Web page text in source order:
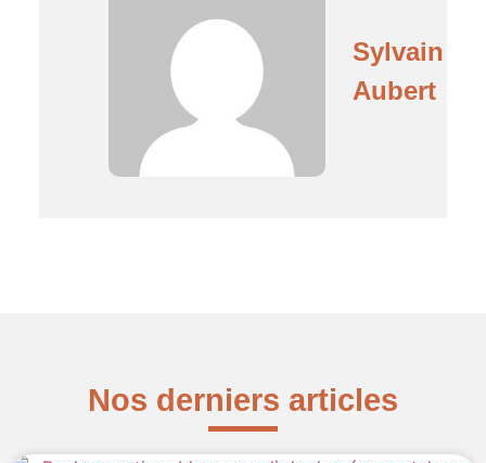
Sylvain
Aubert
Nos derniers articles